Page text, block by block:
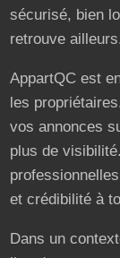
sécurisé, bien
retrouve
AppartQC est
les
vos annonces
plus de
et crédibilité à
Dans un